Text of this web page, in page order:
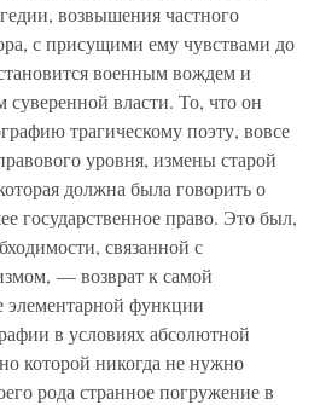
возвышения частного
с присущими ему чувствами до
военным вождем и
суверенной власти. То, что он
трагическому поэту, вовсе
уровня, измены старой
должна была говорить о
государственное право. Это был,
связанной с
— возврат к самой
функции
в условиях абсолютной
которой никогда не нужно
рода странное погружение в